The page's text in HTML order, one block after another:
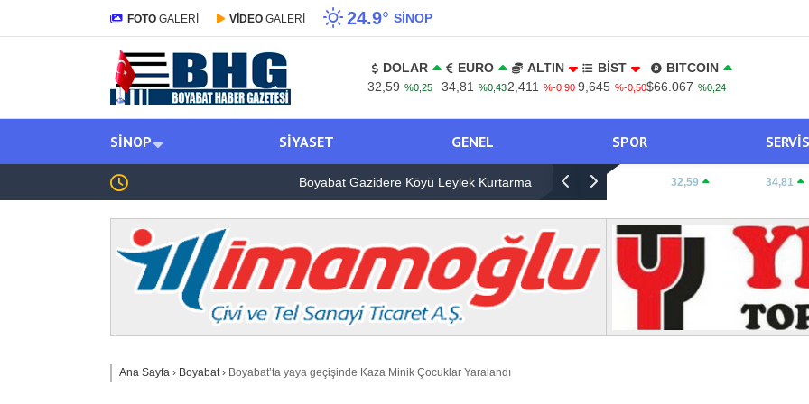
FOTO GALERİ VİDEO GALERİ 24.9° SINOP
DOLAR
32,59 %0,25
EURO
34,81
%0,43
ALTIN
2,411
%-0,90
BİST
9,645 %-0,50
BITCOIN
$66.067 %0,24
SINOP SIYASET GENEL SPOR
Boyabat Gazidere Köyü Leylek Kurtarma Operasyonu Sinop-Erfelek Yolunda Otomobil Yoldan Çıktı,
32,59 34,81
Ana Sayfa › Boyabat› Boyabat’ta yaya geçişinde Kaza Minik Çocuklar Yaralandı